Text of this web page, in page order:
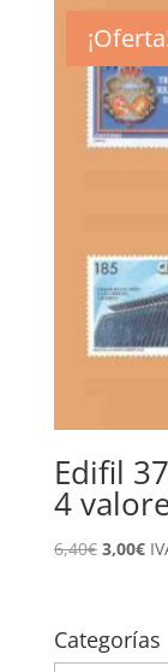
0,20€.
Edifil
4
6,40€ El
era:
6,40€.
3,00€El
es:
Categorías